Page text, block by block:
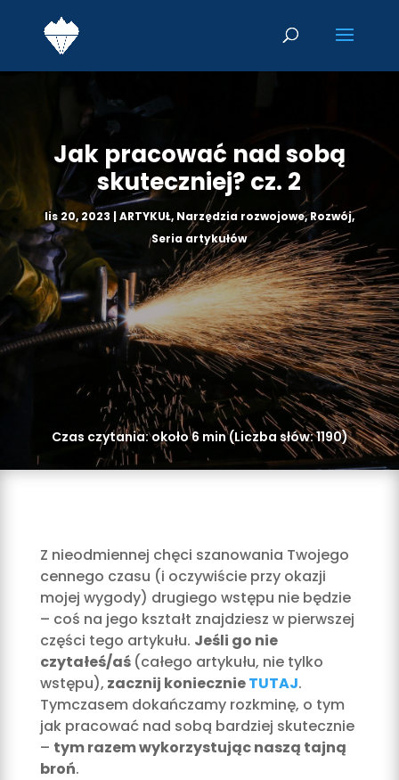
Jak pracować nad sobą
skuteczniej? cz. 2
lis 20, 2023 | ARTYKUŁ, Narzędzia rozwojowe,Rozwój,
Seria artykułów
Czas czytania: około6 min(Liczba słów:1190)
Z nieodmiennej chęci szanowania Twojego
cennego czasu (i oczywiście przy okazji
mojej wygody) drugiego wstępu nie będzie
– coś na jego kształt znajdziesz w pierwszej
części tego artykułu. Jeśli go nie
czytałeś/aś (całego artykułu, nie tylko
wstępu), zacznij koniecznieTUTAJ.
Tymczasem dokańczamy rozkminę, o tym
jak pracować nad sobą bardziej skutecznie
– tym razem wykorzystując naszą tajną
broń.